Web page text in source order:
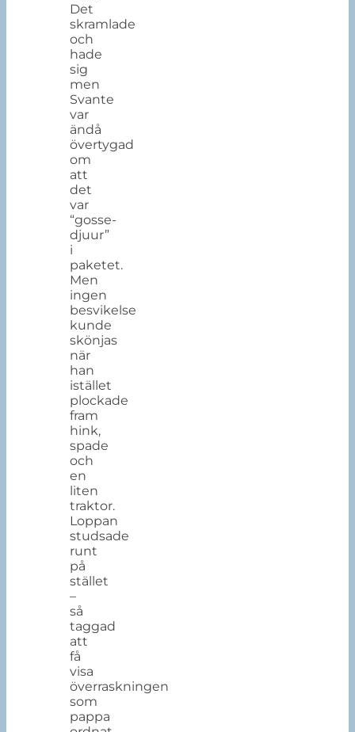
Det
skramlade
och
hade
sig
men
Svante
var
ändå
övertygad
om
att
det
var
“gosse-
djuur”
i
paketet.
Men
ingen
besvikelse
kunde
skönjas
när
han
istället
plockade
fram
hink,
spade
och
en
liten
traktor.
Loppan
studsade
runt
på
stället
–
så
taggad
att
få
visa
överraskningen
som
pappa